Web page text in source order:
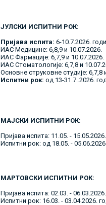
ЈУЛСКИ ИСПИТНИ РОК:
Пријава испита: 6-10.7.2026.
ИАС Медицине: 6,8,9 и 10.07.2026.
ИАС Фармације: 6,7,9 и 10.07.2026.
ИАС Стоматологије: 6,7,8 и
Основне струковне студије: 6,7,8
Испитни рок: од 13-31.7..2026.
МАЈСКИ ИСПИТНИ РОК:
Пријава испита: 11.05. -
Испитни рок: од 18.05. -
МАРТОВСКИ ИСПИТНИ РОК:
Пријава испита: 02.03. -
Испитни рок: 16.03. - 03.04.2026.